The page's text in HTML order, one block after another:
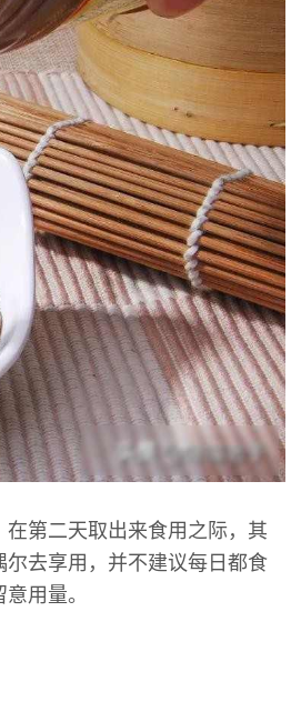
第二天取出来食用之际，其
去享用，并不建议每日都食
用量。